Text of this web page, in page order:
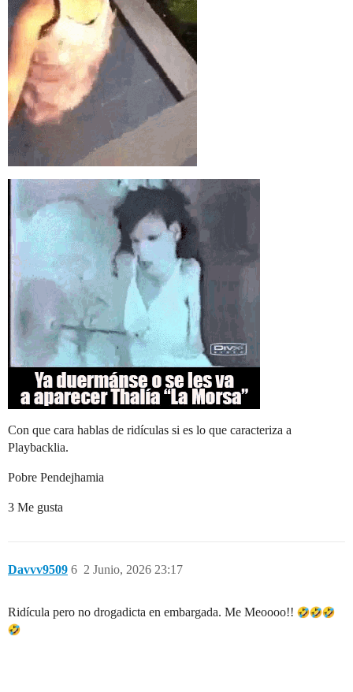
Con que cara hablas de ridículas si es lo que caracteriza a
Playbacklia.
Pobre Pendejhamia
3 Me gusta
Davvv9509 2 Junio, 2026 23:17
6
Ridícula pero no drogadicta en embargada. Me Meoooo!!